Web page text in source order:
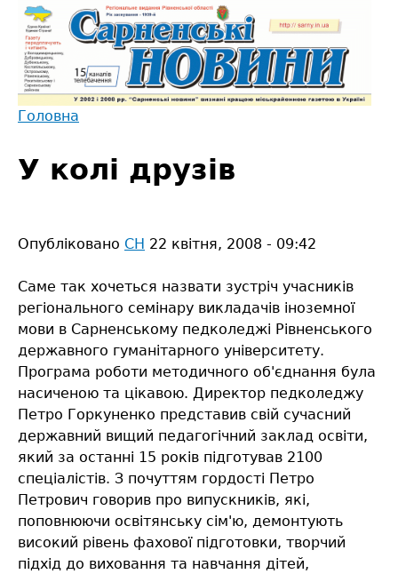
Jump
navigation
є
Головна
to
top
У колі друзів
Опубліковано СН 22 квітня, 2008 - 09:42
Саме так хочеться назвати зустріч учасників
регіонального семінару викладачів іноземної
мови в Сарненському педколеджі Рівненського
державного гуманітарного університету.
Програма роботи методичного об'єднання була
насиченою та цікавою. Директор педколеджу
Петро Горкуненко представив свій сучасний
державний вищий педагогічний заклад освіти,
який за останні 15 років підготував 2100
спеціалістів. З почуттям гордості Петро
Петрович говорив про випускників, які,
поповнюючи освітянську сім'ю, демонтують
високий рівень фахової підготовки, творчий
підхід до виховання та навчання дітей,